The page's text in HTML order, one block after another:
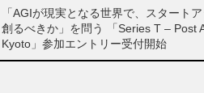
「AGIが現実となる世界で、スタート
創るべきか」を問う 「Series T – Post
Kyoto」参加エントリー受付開始